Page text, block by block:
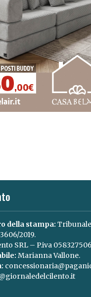
della stampa:
2019.
SRL – P.iva
Marianna Vallone.